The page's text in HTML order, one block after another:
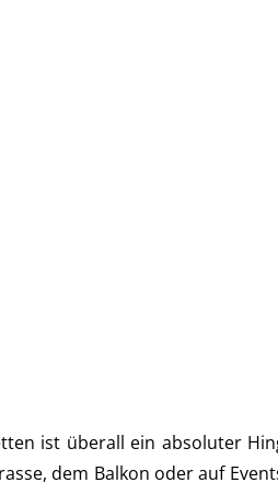
ist überall ein absoluter
dem Balkon oder auf